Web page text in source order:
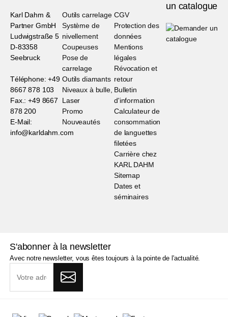
Karl Dahm &
Partner GmbH
Ludwigstraße 5
D-83358
Seebruck
Téléphone: +49
8667 878 103
Fax.: +49 8667
878 200
E-Mail:
info@karldahm.com
Outils carrelage
Système de
nivellement
Coupeuses
Pose de
carrelage
Outils diamants
Niveaux à bulle,
Laser
Promo
Nouveautés
CGV
Protection des
données
Mentions
légales
Révocation et
retour
Bulletin
d'information
Calculateur de
consommation
de languettes
filetées
Carrière chez
KARL DAHM
Sitemap
Dates et
séminaires
un catalogue
S'abonner à la newsletter
Avec notre newsletter, vous êtes toujours à la pointe de l'actualité.